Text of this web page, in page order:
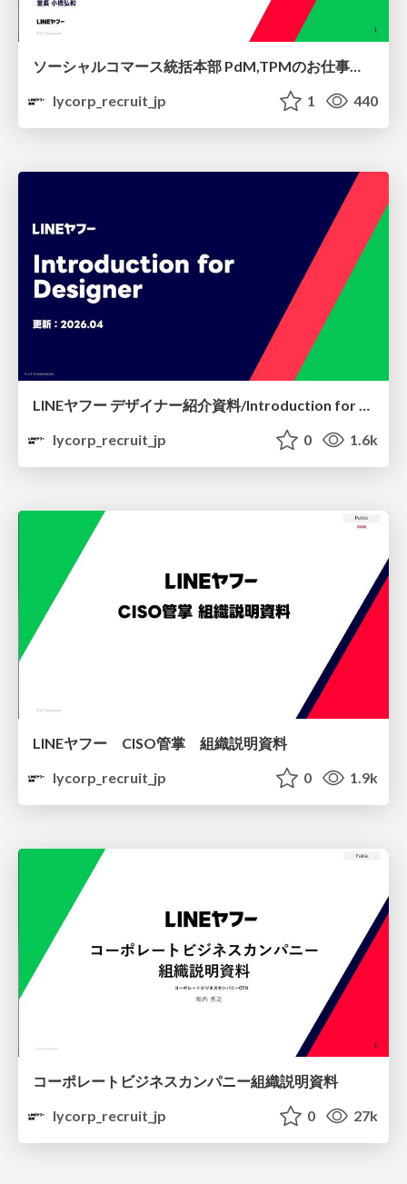
ソーシャルコマース統括本部 PdM,TPMのお仕事紹介
lycorp_recruit_jp
1 440
lycorp_recruit_jp
0 1.6k
LINEヤフー CISO管掌 組織説明資料
lycorp_recruit_jp
0 1.9k
コーポレートビジネスカンパニー組織説明資料
lycorp_recruit_jp
0 27k